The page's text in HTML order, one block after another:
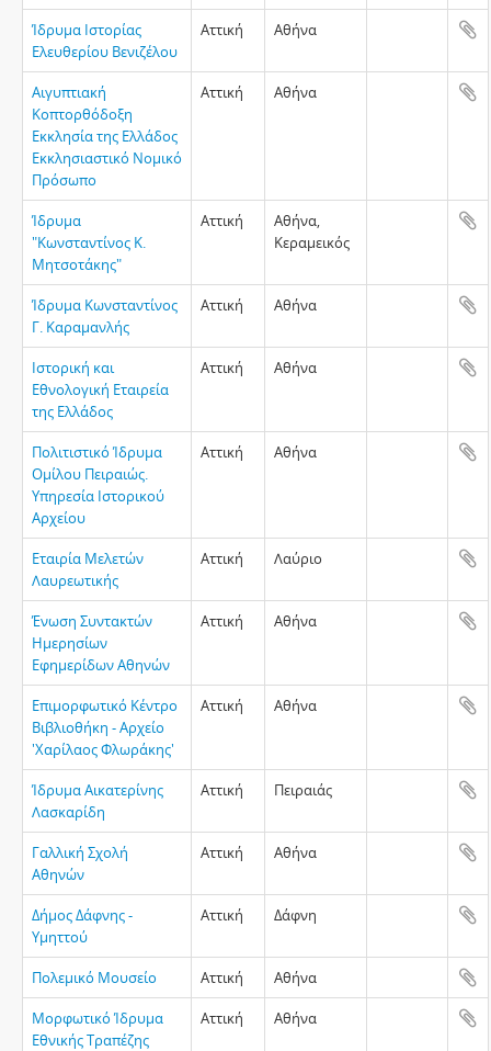
Ίδρυμα Ιστορίας
Ελευθερίου Βενιζέλου
Αττική Αθήνα
Αιγυπτιακή
Κοπτορθόδοξη
Εκκλησία της Ελλάδος
Εκκλησιαστικό Νομικό
Πρόσωπο
Αττική Αθήνα
Ίδρυμα
"Κωνσταντίνος Κ.
Μητσοτάκης"
Αττική
Αθήνα,
Κεραμεικός
Ίδρυμα Κωνσταντίνος
Γ. Καραμανλής
Αττική Αθήνα
Ιστορική και
Εθνολογική Εταιρεία
της Ελλάδος
Αττική Αθήνα
Πολιτιστικό Ίδρυμα
Ομίλου Πειραιώς.
Υπηρεσία Ιστορικού
Αρχείου
Αττική Αθήνα
Εταιρία Μελετών
Λαυρεωτικής
Αττική Λαύριο
Ένωση Συντακτών
Ημερησίων
Εφημερίδων Αθηνών
Αττική Αθήνα
Επιμορφωτικό Κέντρο
Βιβλιοθήκη - Αρχείο
'Χαρίλαος Φλωράκης'
Αττική Αθήνα
Ίδρυμα Αικατερίνης
Λασκαρίδη
Αττική Πειραιάς
Γαλλική Σχολή
Αθηνών
Αττική Αθήνα
Δήμος Δάφνης -
Υμηττού
Αττική Δάφνη
Πολεμικό Μουσείο Αττική Αθήνα
Μορφωτικό Ίδρυμα
Εθνικής Τραπέζης
Αττική Αθήνα